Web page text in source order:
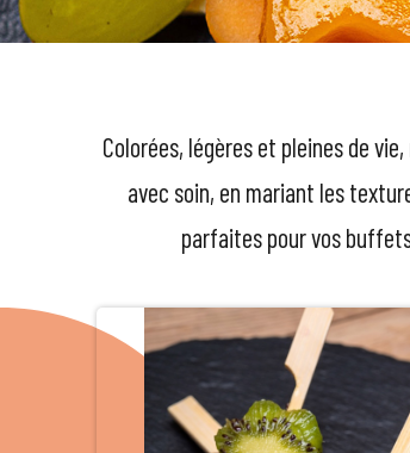
Colorées, légères et pleines de
avec soin, en mariant les
parfaites pour vos